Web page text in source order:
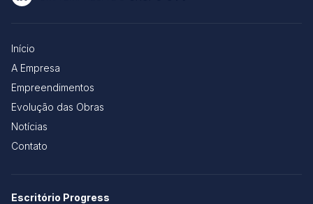
Início
A Empresa
Empreendimentos
Evolução das Obras
Notícias
Contato
Escritório Progress